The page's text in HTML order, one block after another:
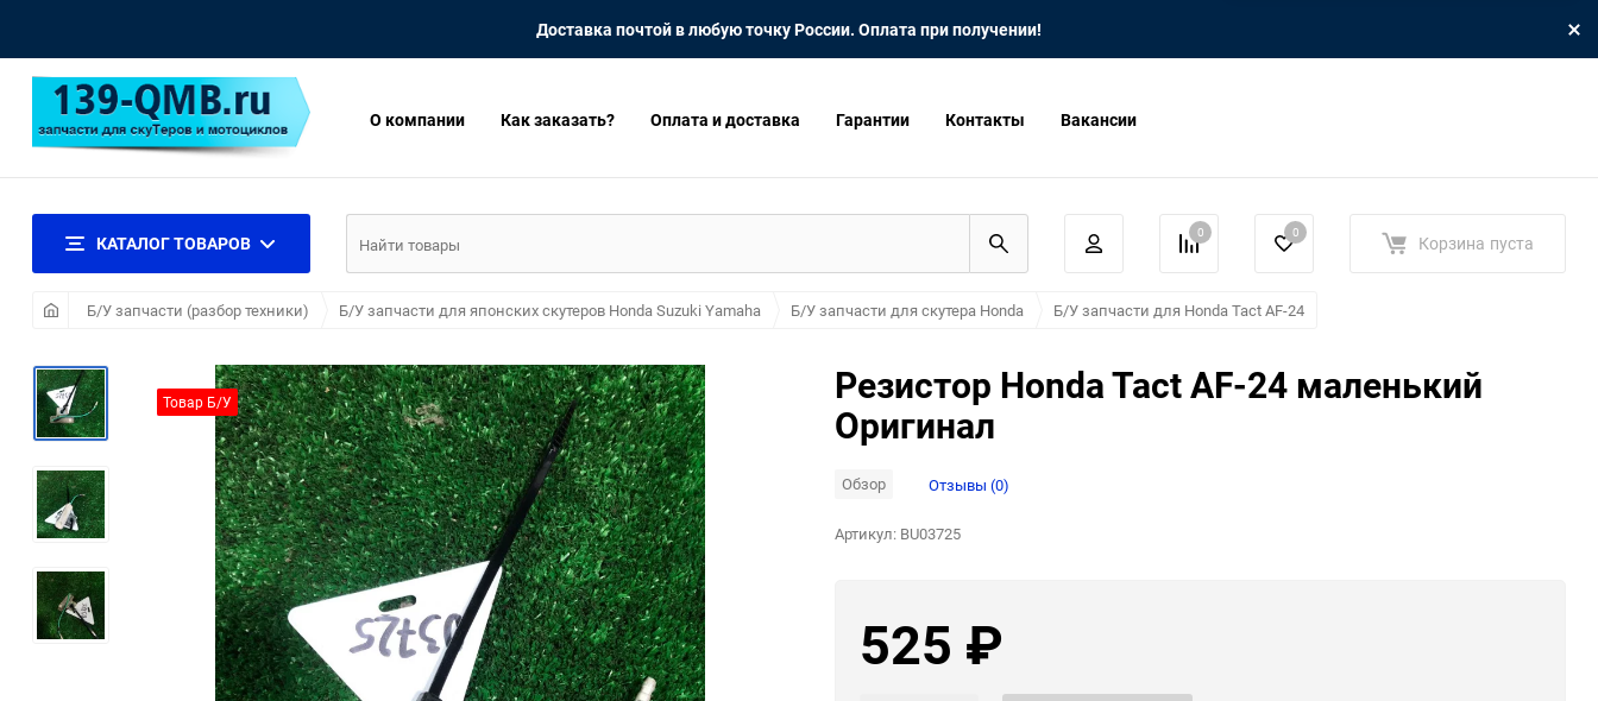
Доставка почтой в любую точку России. Оплата при получении!
О компании Как заказать? Оплата и доставка Гарантии Контакты Вакансии
КАТАЛОГ ТОВАРОВ 0 0 Корзина пуста
Б/У запчасти (разбор техники) Б/У запчасти для японских скутеров Honda Suzuki Yamaha Б/У запчасти для скутера Honda Б/У запчасти для Honda Tact AF-24
Товар Б/У
Резистор Honda Tact AF-24 маленький
Оригинал
Обзор Отзывы (0)
Артикул: BU03725
525 ₽